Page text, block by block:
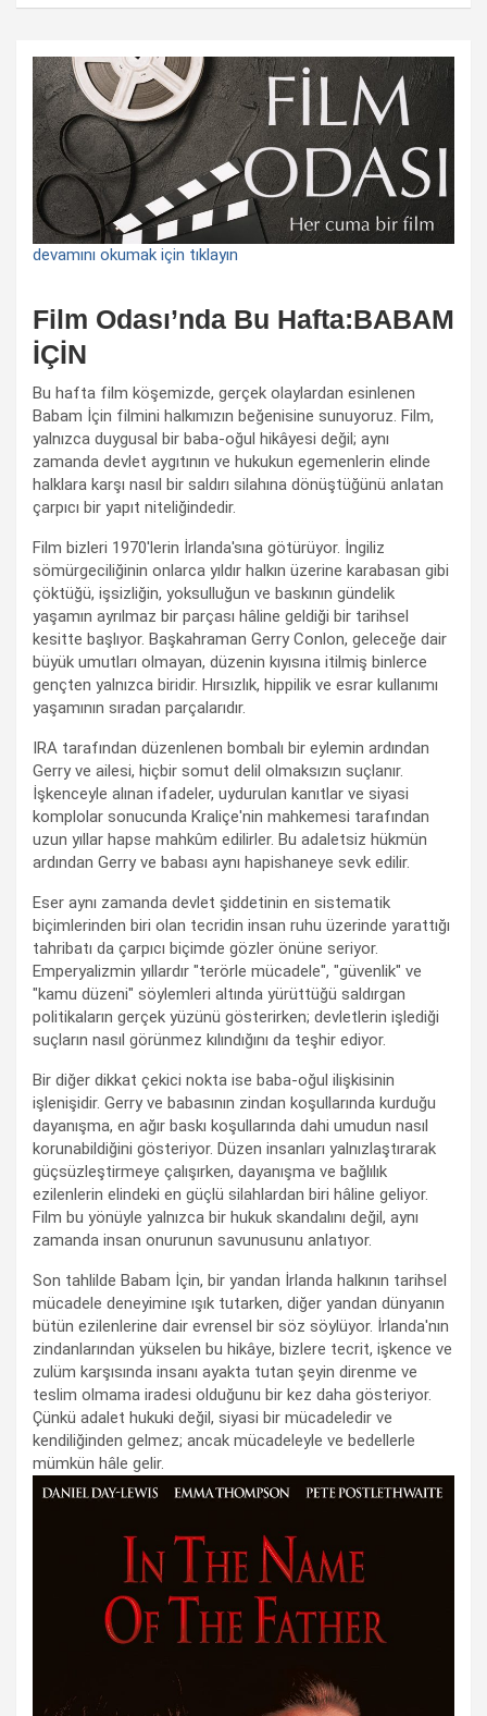
devamını okumak için tıklayın
Film Odası’nda Bu Hafta:BABAM
İÇİN
Bu hafta film köşemizde, gerçek olaylardan esinlenen
Babam İçin filmini halkımızın beğenisine sunuyoruz. Film,
yalnızca duygusal bir baba-oğul hikâyesi değil; aynı
zamanda devlet aygıtının ve hukukun egemenlerin elinde
halklara karşı nasıl bir saldırı silahına dönüştüğünü anlatan
çarpıcı bir yapıt niteliğindedir.
Film bizleri 1970'lerin İrlanda'sına götürüyor. İngiliz
sömürgeciliğinin onlarca yıldır halkın üzerine karabasan gibi
çöktüğü, işsizliğin, yoksulluğun ve baskının gündelik
yaşamın ayrılmaz bir parçası hâline geldiği bir tarihsel
kesitte başlıyor. Başkahraman Gerry Conlon, geleceğe dair
büyük umutları olmayan, düzenin kıyısına itilmiş binlerce
gençten yalnızca biridir. Hırsızlık, hippilik ve esrar kullanımı
yaşamının sıradan parçalarıdır.
IRA tarafından düzenlenen bombalı bir eylemin ardından
Gerry ve ailesi, hiçbir somut delil olmaksızın suçlanır.
İşkenceyle alınan ifadeler, uydurulan kanıtlar ve siyasi
komplolar sonucunda Kraliçe'nin mahkemesi tarafından
uzun yıllar hapse mahkûm edilirler. Bu adaletsiz hükmün
ardından Gerry ve babası aynı hapishaneye sevk edilir.
Eser aynı zamanda devlet şiddetinin en sistematik
biçimlerinden biri olan tecridin insan ruhu üzerinde yarattığı
tahribatı da çarpıcı biçimde gözler önüne seriyor.
Emperyalizmin yıllardır "terörle mücadele", "güvenlik" ve
"kamu düzeni" söylemleri altında yürüttüğü saldırgan
politikaların gerçek yüzünü gösterirken; devletlerin işlediği
suçların nasıl görünmez kılındığını da teşhir ediyor.
Bir diğer dikkat çekici nokta ise baba-oğul ilişkisinin
işlenişidir. Gerry ve babasının zindan koşullarında kurduğu
dayanışma, en ağır baskı koşullarında dahi umudun nasıl
korunabildiğini gösteriyor. Düzen insanları yalnızlaştırarak
güçsüzleştirmeye çalışırken, dayanışma ve bağlılık
ezilenlerin elindeki en güçlü silahlardan biri hâline geliyor.
Film bu yönüyle yalnızca bir hukuk skandalını değil, aynı
zamanda insan onurunun savunusunu anlatıyor.
Son tahlilde Babam İçin, bir yandan İrlanda halkının tarihsel
mücadele deneyimine ışık tutarken, diğer yandan dünyanın
bütün ezilenlerine dair evrensel bir söz söylüyor. İrlanda'nın
zindanlarından yükselen bu hikâye, bizlere tecrit, işkence ve
zulüm karşısında insanı ayakta tutan şeyin direnme ve
teslim olmama iradesi olduğunu bir kez daha gösteriyor.
Çünkü adalet hukuki değil, siyasi bir mücadeledir ve
kendiliğinden gelmez; ancak mücadeleyle ve bedellerle
mümkün hâle gelir.